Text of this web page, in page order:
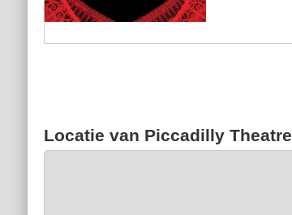
Locatie van Piccadilly Theatre